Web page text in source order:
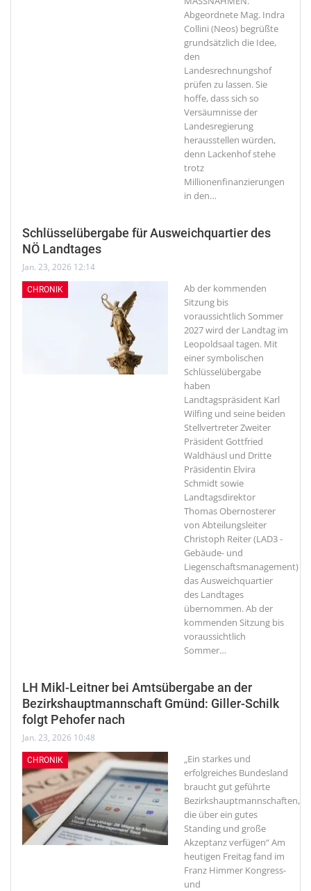
Abgeordnete Mag. Indra
Collini (Neos) begrüßte
grundsätzlich die Idee,
den
Landesrechnungshof
prüfen zu lassen. Sie
hoffe, dass sich so
Versäumnisse der
Landesregierung
herausstellen würden,
denn Lackenhof stehe
trotz
Millionenfinanzierungen
in den…
Schlüsselübergabe für Ausweichquartier des
NÖ Landtages
Jan. 23, 2026 12:14
CHRONIK
Ab der kommenden
Sitzung bis
voraussichtlich Sommer
2027 wird der Landtag im
Leopoldsaal tagen. Mit
einer symbolischen
Schlüsselübergabe
haben
Landtagspräsident Karl
Wilfing und seine beiden
Stellvertreter Zweiter
Präsident Gottfried
Waldhäusl und Dritte
Präsidentin Elvira
Schmidt sowie
Landtagsdirektor
Thomas Obernosterer
von Abteilungsleiter
Christoph Reiter (LAD3 -
Gebäude- und
Liegenschaftsmanagement)
das Ausweichquartier
des Landtages
übernommen. Ab der
kommenden Sitzung bis
voraussichtlich
Sommer…
LH Mikl-Leitner bei Amtsübergabe an der
Bezirkshauptmannschaft Gmünd: Giller-Schilk
folgt Pehofer nach
Jan. 23, 2026 10:48
CHRONIK
„Ein starkes und
erfolgreiches Bundesland
braucht gut geführte
Bezirkshauptmannschaften,
die über ein gutes
Standing und große
Akzeptanz verfügen“Am
heutigen Freitag fand im
Franz Himmer Kongress-
und